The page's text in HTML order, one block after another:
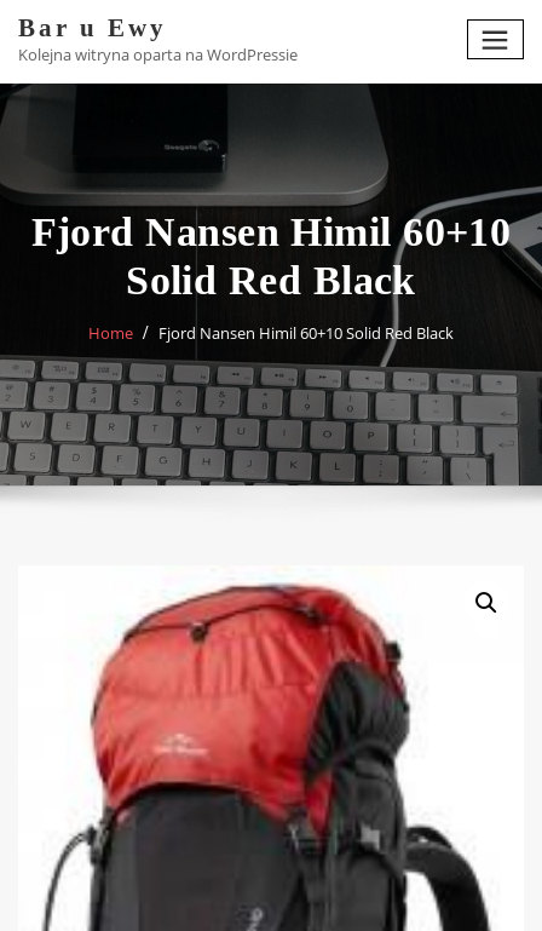
content
Bar u Ewy
Kolejna witryna oparta na WordPressie
Fjord Nansen Himil 60+10
Solid Red Black
Home Fjord Nansen Himil 60+10 Solid Red Black